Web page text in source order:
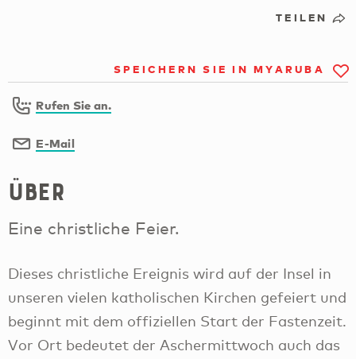
TEILEN
SPEICHERN SIE IN MYARUBA
Rufen Sie an.
E-Mail
Über
Eine christliche Feier.
Dieses christliche Ereignis wird auf der Insel in
unseren vielen katholischen Kirchen gefeiert und
beginnt mit dem offiziellen Start der Fastenzeit.
Vor Ort bedeutet der Aschermittwoch auch das